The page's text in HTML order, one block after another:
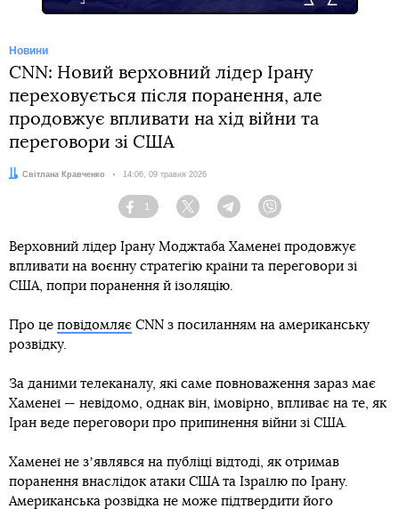
Новини
CNN: Новий верховний лідер Ірану
переховується після поранення, але
продовжує впливати на хід війни та
переговори зі США
Автор:
Світлана Кравченко Дата:
14:06, 09 травня 2026
Facebook
1
Twitter TelegramViber
Верховний лідер Ірану Моджтаба Хаменеї продовжує
впливати на воєнну стратегію країни та переговори зі
США, попри поранення й ізоляцію.
Про це повідомляє CNN з посиланням на американську
розвідку.
За даними телеканалу, які саме повноваження зараз має
Хаменеї — невідомо, однак він, імовірно, впливає на те, як
Іран веде переговори про припинення війни зі США.
Хаменеї не зʼявлявся на публіці відтоді, як отримав
поранення внаслідок атаки США та Ізраїлю по Ірану.
Американська розвідка не може підтвердити його